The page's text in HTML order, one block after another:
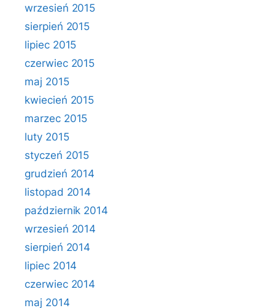
wrzesień 2015
sierpień 2015
lipiec 2015
czerwiec 2015
maj 2015
kwiecień 2015
marzec 2015
luty 2015
styczeń 2015
grudzień 2014
listopad 2014
październik 2014
wrzesień 2014
sierpień 2014
lipiec 2014
czerwiec 2014
maj 2014